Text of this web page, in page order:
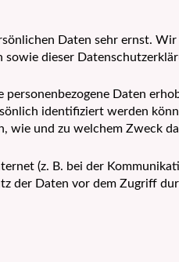
Daten sehr ernst.
dieser
Daten
identifiziert werden
wie und zu welchem Zweck
(z. B. bei der
der Daten vor dem Zugriff